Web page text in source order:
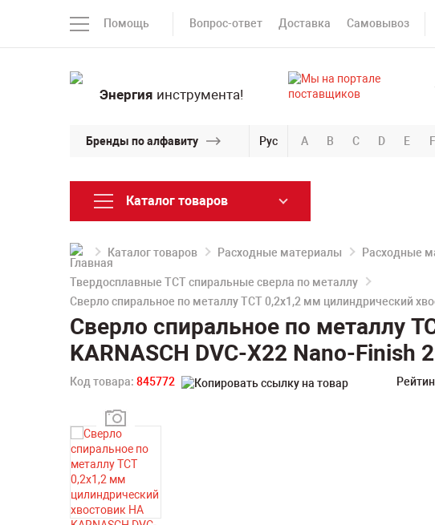
Помощь Вопрос-ответ Доставка Самовывоз
Энергия инструмента!
Бренды по алфавиту Рус A B C D E F
Каталог товаров
Каталог товаров Расходные материалы Расходные
Твердосплавные TCT спиральные сверла по металлу
Сверло спиральное по металлу TCT 0,2х1,2 мм цилиндрический
Сверло спиральное по металлу
KARNASCH DVC-X22 Nano-Finish
Код товара: 845772